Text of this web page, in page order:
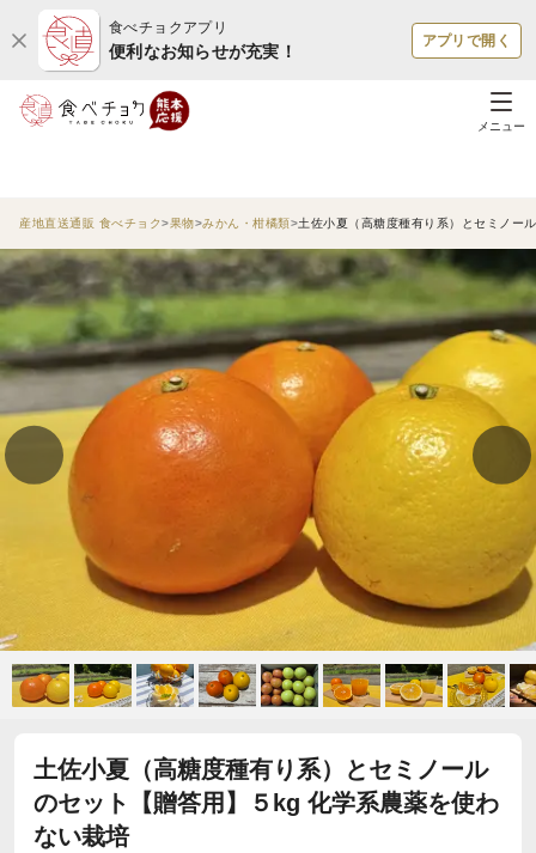
食べチョクアプリ
便利なお知らせが充実！
アプリで開く
メニュー
産地直送通販 食べチョク 果物 みかん・柑橘類 土佐小夏（高糖度種有り系）とセミノー
土佐小夏（高糖度種有り系）とセミノール
のセット【贈答用】５kg 化学系農薬を使わ
ない栽培